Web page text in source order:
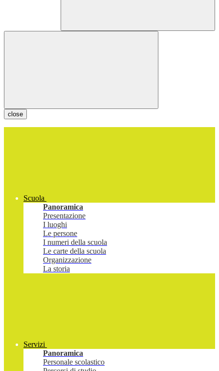
close
Scuola
Panoramica
Presentazione
I luoghi
Le persone
I numeri della scuola
Le carte della scuola
Organizzazione
La storia
Servizi
Panoramica
Personale scolastico